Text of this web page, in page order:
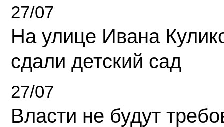
27/07
На улице Ивана
сдали детский сад
27/07
Власти не будут